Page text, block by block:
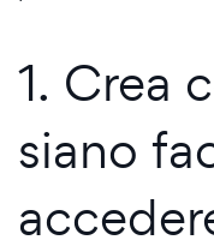
1. Crea
siano